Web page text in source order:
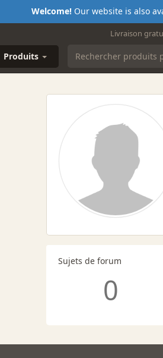
Welcome!Our website is also
Livraison
Produits
Sujets de forum
0